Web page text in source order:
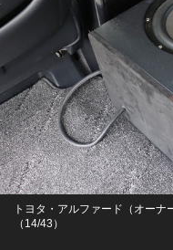
トヨタ・アルファード（オー
（14/43）